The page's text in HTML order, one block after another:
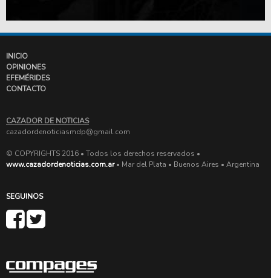
INICIO
OPINIONES
EFEMÉRIDES
CONTACTO
CAZADOR DE NOTICIAS
cazadordenoticiasmdp@gmail.com
© COPYRIGHTS 2016 • Todos los derechos reservados •
www.cazadordenoticias.com.ar• Mar del Plata • Buenos Aires • Argentina
SEGUINOS